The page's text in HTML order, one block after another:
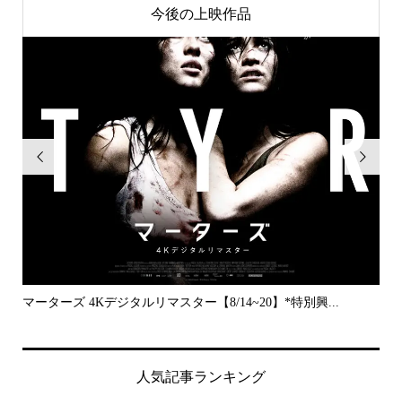
今後の上映作品

マーターズ 4Kデジタルリマスター【8/14~20】*特別興...

人気記事ランキング